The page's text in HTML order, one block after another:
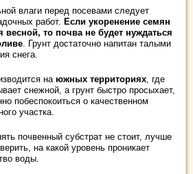
влаги перед посевами следует
работ. Если укоренение семян
весной, то почва не будет нуждаться
. Грунт достаточно напитан талыми
снега.
наюжных территориях, где
снежной, а грунт быстро просыхает,
побеспокоиться о качественном
участка.
почвенный субстрат не стоит, лучше
на какой уровень проникает
воды.